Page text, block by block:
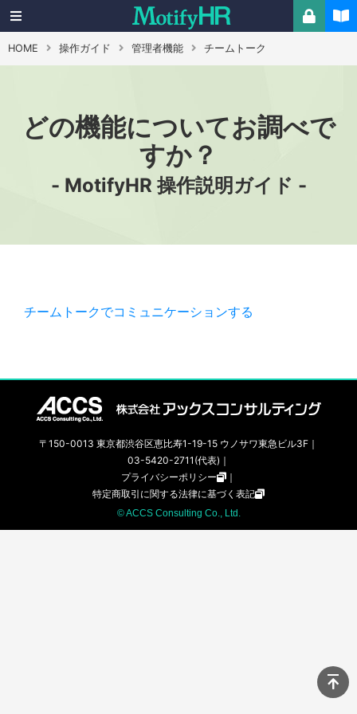
HOME 操作ガイド 管理者機能 チームトーク
どの機能についてお調べで
すか？
- MotifyHR 操作説明ガイド -
チームトークでコミュニケーションする
〒150-0013 東京都渋谷区恵比寿1-19-15 ウノサワ東急ビル3F｜
03-5420-2711(代表)｜
プライバシーポリシー
｜
特定商取引に関する法律に基づく表記
© ACCS Consulting Co., Ltd.